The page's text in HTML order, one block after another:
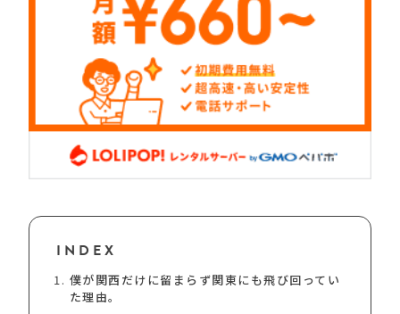
INDEX
僕が関西だけに留まらず関東にも飛び回ってい
た理由。